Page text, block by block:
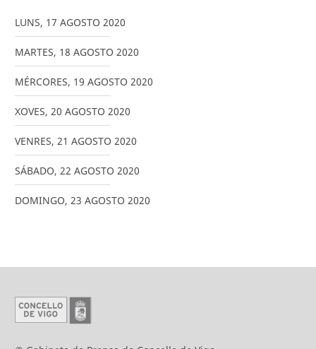
LUNS, 17 AGOSTO 2020
MARTES, 18 AGOSTO 2020
MÉRCORES, 19 AGOSTO 2020
XOVES, 20 AGOSTO 2020
VENRES, 21 AGOSTO 2020
SÁBADO, 22 AGOSTO 2020
DOMINGO, 23 AGOSTO 2020